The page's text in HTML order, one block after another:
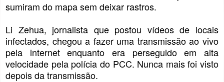
sumiram do mapa sem deixar rastros.
Li Zehua, jornalista que postou vídeos de locais
infectados, chegou a fazer uma transmissão ao vivo
pela internet enquanto era perseguido em alta
velocidade pela polícia do PCC. Nunca mais foi visto
depois da transmissão.